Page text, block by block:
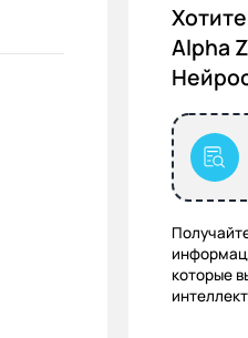
Alpha
которые